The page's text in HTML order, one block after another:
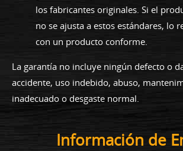
los fabricantes originales. Si el
no se ajusta a estos estándares, lo
con un producto conforme.
La garantía no incluye ningún defecto o
accidente, uso indebido, abuso,
inadecuado o desgaste normal.
Información de